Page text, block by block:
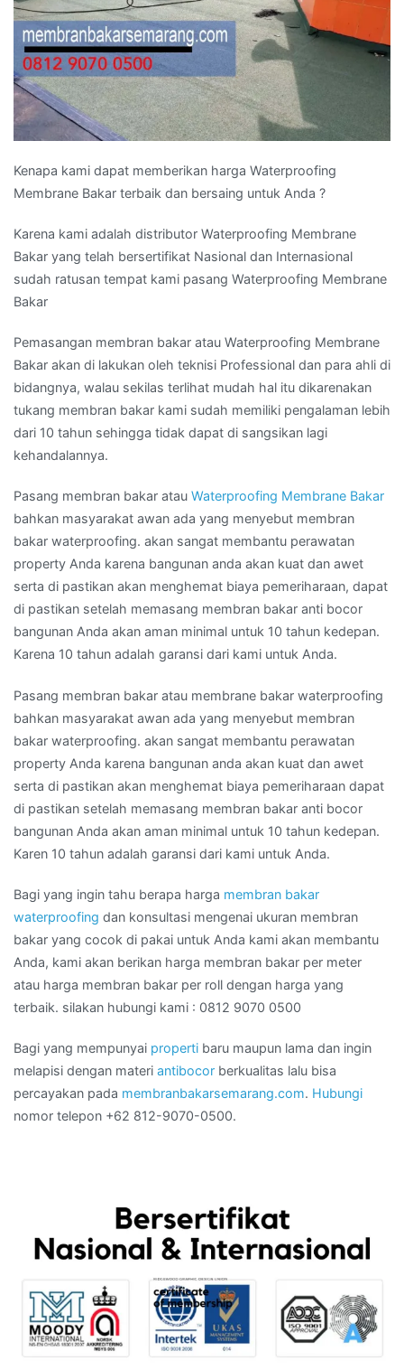
Kenapa kami dapat memberikan harga Waterproofing
Membrane Bakar terbaik dan bersaing untuk Anda ?
Karena kami adalah distributor Waterproofing Membrane
Bakar yang telah bersertifikat Nasional dan Internasional
sudah ratusan tempat kami pasang Waterproofing Membrane
Bakar
Pemasangan membran bakar atau Waterproofing Membrane
Bakar akan di lakukan oleh teknisi Professional dan para ahli di
bidangnya, walau sekilas terlihat mudah hal itu dikarenakan
tukang membran bakar kami sudah memiliki pengalaman lebih
dari 10 tahun sehingga tidak dapat di sangsikan lagi
kehandalannya.
Pasang membran bakar atau Waterproofing Membrane Bakar
bahkan masyarakat awan ada yang menyebut membran
bakar waterproofing. akan sangat membantu perawatan
property Anda karena bangunan anda akan kuat dan awet
serta di pastikan akan menghemat biaya pemeriharaan, dapat
di pastikan setelah memasang membran bakar anti bocor
bangunan Anda akan aman minimal untuk 10 tahun kedepan.
Karena 10 tahun adalah garansi dari kami untuk Anda.
Pasang membran bakar atau membrane bakar waterproofing
bahkan masyarakat awan ada yang menyebut membran
bakar waterproofing. akan sangat membantu perawatan
property Anda karena bangunan anda akan kuat dan awet
serta di pastikan akan menghemat biaya pemeriharaan dapat
di pastikan setelah memasang membran bakar anti bocor
bangunan Anda akan aman minimal untuk 10 tahun kedepan.
Karen 10 tahun adalah garansi dari kami untuk Anda.
Bagi yang ingin tahu berapa harga membran bakar
waterproofing dan konsultasi mengenai ukuran membran
bakar yang cocok di pakai untuk Anda kami akan membantu
Anda, kami akan berikan harga membran bakar per meter
atau harga membran bakar per roll dengan harga yang
terbaik. silakan hubungi kami : 0812 9070 0500
Bagi yang mempunyai properti baru maupun lama dan ingin
melapisi dengan materi antibocor berkualitas lalu bisa
percayakan pada membranbakarsemarang.com. Hubungi
nomor telepon +62 812-9070-0500.